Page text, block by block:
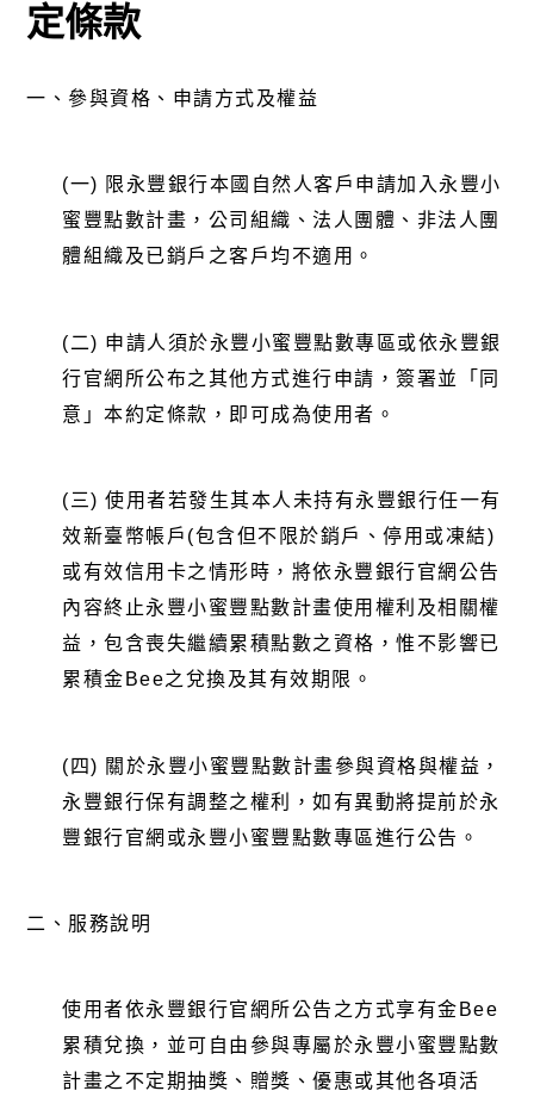
定條款
一、參與資格、申請方式及權益
(一) 限永豐銀行本國自然人客戶申請加入永豐小
蜜豐點數計畫，公司組織、法人團體、非法人團
體組織及已銷戶之客戶均不適用。
(二) 申請人須於永豐小蜜豐點數專區或依永豐銀
行官網所公布之其他方式進行申請，簽署並「同
意」本約定條款，即可成為使用者。
(三) 使用者若發生其本人未持有永豐銀行任一有
效新臺幣帳戶(包含但不限於銷戶、停用或凍結)
或有效信用卡之情形時，將依永豐銀行官網公告
內容終止永豐小蜜豐點數計畫使用權利及相關權
益，包含喪失繼續累積點數之資格，惟不影響已
累積金Bee之兌換及其有效期限。
(四) 關於永豐小蜜豐點數計畫參與資格與權益，
永豐銀行保有調整之權利，如有異動將提前於永
豐銀行官網或永豐小蜜豐點數專區進行公告。
二、 服務說明
使用者依永豐銀行官網所公告之方式享有金Bee
累積兌換，並可自由參與專屬於永豐小蜜豐點數
計畫之不定期抽獎、贈獎、優惠或其他各項活